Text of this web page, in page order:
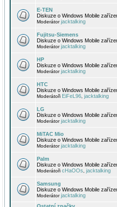
E-TEN
Diskuze o Windows Mobile
Moderátorjacktalking
Fujitsu-Siemens
Diskuze o Windows Mobile
Moderátorjacktalking
HP
Diskuze o Windows Mobile
Moderátorjacktalking
HTC
Diskuze o Windows Mobile
Moderátoři EiFeL96 jacktalking
LG
Diskuze o Windows Mobile
Moderátorjacktalking
MiTAC Mio
Diskuze o Windows Mobile
Moderátorjacktalking
Palm
Diskuze o Windows Mobile
Moderátoři cHaOOs jacktalking
Samsung
Diskuze o Windows Mobile
Moderátorjacktalking